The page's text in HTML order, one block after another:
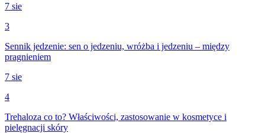
7 sie
3
Sennik jedzenie: sen o jedzeniu, wróżba i jedzeniu – między
pragnieniem
7 sie
4
Trehaloza co to? Właściwości, zastosowanie w kosmetyce i
pielęgnacji skóry